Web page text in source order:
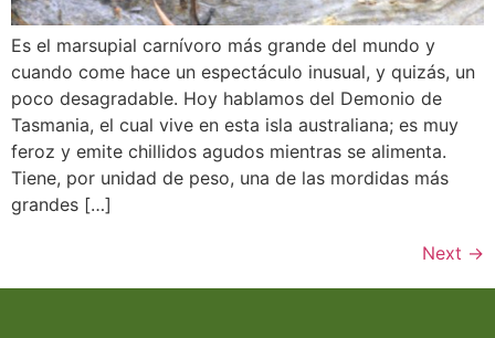
Es el marsupial carnívoro más grande del mundo y
cuando come hace un espectáculo inusual, y quizás, un
poco desagradable. Hoy hablamos del Demonio de
Tasmania, el cual vive en esta isla australiana; es muy
feroz y emite chillidos agudos mientras se alimenta.
Tiene, por unidad de peso, una de las mordidas más
grandes […]
Next →